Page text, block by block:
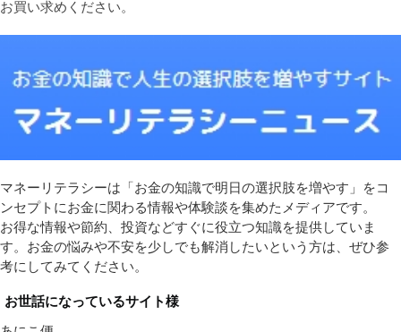
お買い求めください。
マネーリテラシーは「お金の知識で明日の選択肢を増やす」をコ
ンセプトにお金に関わる情報や体験談を集めたメディアです。
お得な情報や節約、投資などすぐに役立つ知識を提供していま
す。お金の悩みや不安を少しでも解消したいという方は、ぜひ参
考にしてみてください。
お世話になっているサイト様